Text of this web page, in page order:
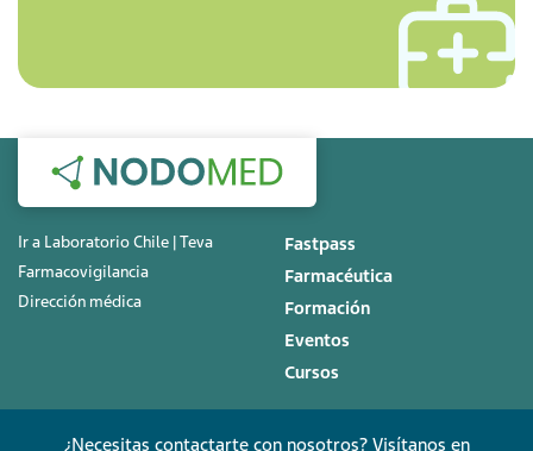
Ir a Laboratorio Chile | Teva
Farmacovigilancia
Dirección médica
Fastpass
Farmacéutica
Formación
Eventos
Cursos
¿Necesitas contactarte con nosotros? Visítanos en